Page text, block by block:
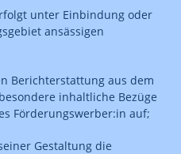
unter Einbindung oder
ansässigen
Berichterstattung aus dem
inhaltliche Bezüge
Förderungswerber:in auf;
Gestaltung die